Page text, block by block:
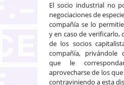
El socio industrial no
negociaciones de
compañía se lo
y en caso de verificarlo,
de los socios
compañía, privándole
que le
aprovecharse de los
contraviniendo a esta